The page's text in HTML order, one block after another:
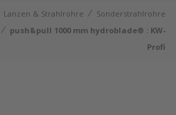
Lanzen & Strahlrohre ⁄ Sonderstrahlrohre
⁄ push&pull 1000 mm hydroblade® : KW-
Profi